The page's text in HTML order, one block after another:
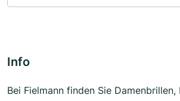
Info
Bei Fielmann finden Sie